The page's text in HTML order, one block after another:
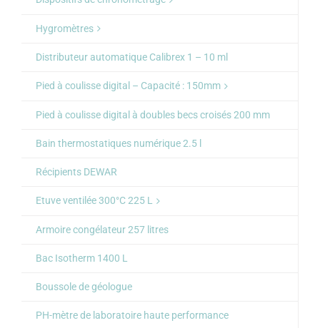
Hygromètres
Distributeur automatique Calibrex 1 – 10 ml
Pied à coulisse digital – Capacité : 150mm
Pied à coulisse digital à doubles becs croisés 200 mm
Bain thermostatiques numérique 2.5 l
Récipients DEWAR
Etuve ventilée 300°C 225 L
Armoire congélateur 257 litres
Bac Isotherm 1400 L
Boussole de géologue
PH-mètre de laboratoire haute performance